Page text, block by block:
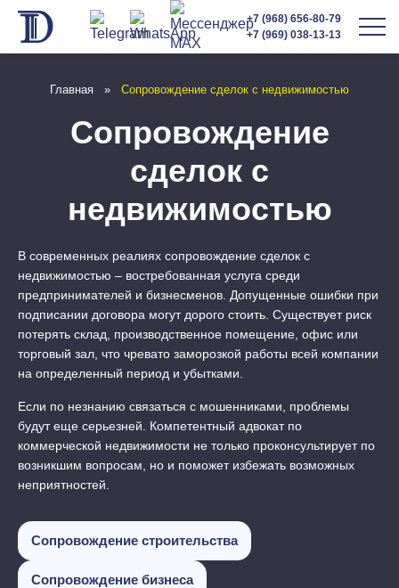
+7 (968) 656-80-79
+7 (969) 038-13-13
Главная » Сопровождение сделок с недвижимостью
Сопровождение
сделок с
недвижимостью
В современных реалиях сопровождение сделок с
недвижимостью – востребованная услуга среди
предпринимателей и бизнесменов. Допущенные ошибки при
подписании договора могут дорого стоить. Существует риск
потерять склад, производственное помещение, офис или
торговый зал, что чревато заморозкой работы всей компании
на определенный период и убытками.
Если по незнанию связаться с мошенниками, проблемы
будут еще серьезней. Компетентный адвокат по
коммерческой недвижимости не только проконсультирует по
возникшим вопросам, но и поможет избежать возможных
неприятностей.
Сопровождение строительства
Сопровождение бизнеса